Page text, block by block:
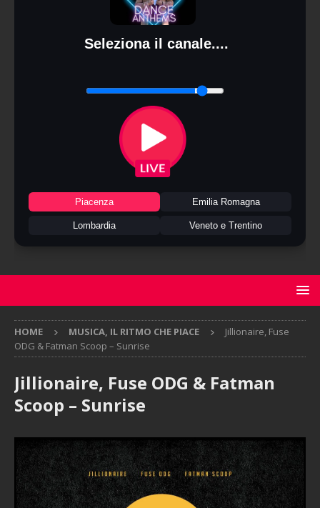
Seleziona il canale....
Piacenza Emilia Romagna
Lombardia Veneto e Trentino
HOME MUSICA, IL RITMO CHE PIACE
Jillionaire, Fuse
ODG & Fatman Scoop – Sunrise
Jillionaire, Fuse ODG & Fatman
Scoop – Sunrise